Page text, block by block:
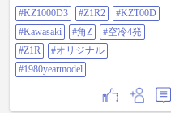
#KZ1000D3
#Z1R2
#KZT00D
#Kawasaki
#角Z
#空冷4発
#Z1R
#オリジナル
#1980yearmodel